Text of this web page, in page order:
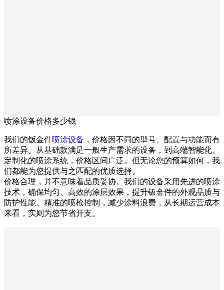
喷涂设备价格多少钱
我们的钣金件喷涂设备 ，价格因不同的型号、配置与功能而有
所差异。从基础款满足一般生产需求的设备，到高端智能化、
定制化的喷涂系统，价格区间广泛。但无论您的预算如何，我
们都能为您提供与之匹配的优质选择。
价格合理，并不意味着品质妥协。我们的设备采用先进的喷涂
技术，确保均匀、高效的涂层效果，提升钣金件的外观品质与
防护性能。精准的喷枪控制，减少涂料浪费，从长期运营成本
来看，实则为您节省开支。